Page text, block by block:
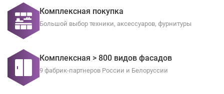
Комплексная покупка
Большой выбор техники, аксессуаров, фурнитуры
Комплексная > 800 видов фасадов
9 фабрик-партнеров России и Белоруссии